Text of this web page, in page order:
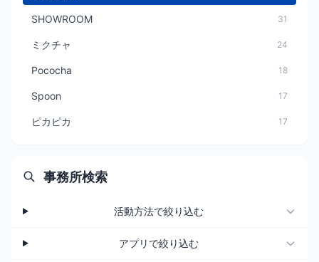
SHOWROOM 31
ミクチャ 24
Pococha 18
Spoon 17
ピカピカ 17
事務所検索
活動方法で絞り込む
アプリで絞り込む